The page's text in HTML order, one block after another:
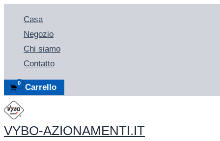
contenuto
Casa
Negozio
Chi siamo
Contatto
Carrello
VYBO-AZIONAMENTI.IT